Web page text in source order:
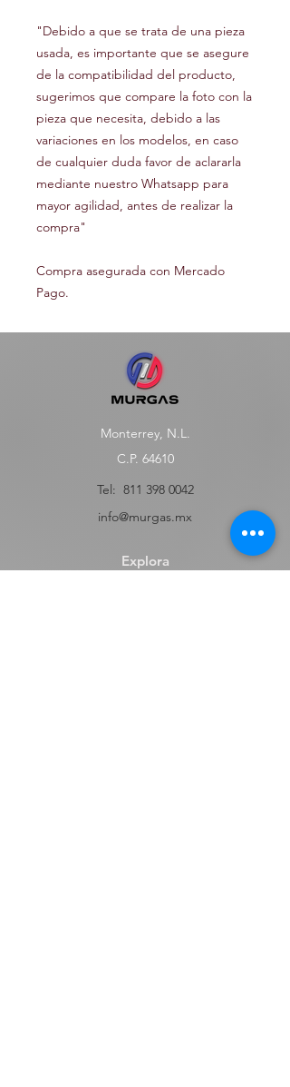
"Debido a que se trata de una pieza
usada, es importante que se asegure
de la compatibilidad del producto,
sugerimos que compare la foto con la
pieza que necesita, debido a las
variaciones en los modelos, en caso
de cualquier duda favor de aclararla
mediante nuestro Whatsapp para
mayor agilidad, antes de realizar la
compra"
Compra asegurada con Mercado
Pago.
Monterrey, N.L.
C.P. 64610
Tel: 811 398 0042
info@murgas.mx
Explora